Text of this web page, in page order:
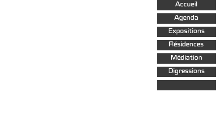
Aller au
contenu
principal
Accueil
Agenda
Expositions
Résidences
Médiation
Digressions